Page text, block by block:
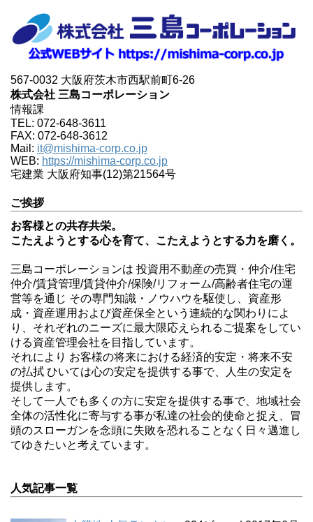
567-0032 大阪府茨木市西駅前町6-26
株式会社 三島コーポレーション
情報課
TEL: 072-648-3611
FAX: 072-648-3612
Mail: it@mishima-corp.co.jp
WEB: https://mishima-corp.co.jp
宅建業 大阪府知事(12)第21564号
ご挨拶
お客様との共存共栄。
こたえようとする心を育て、こたえようとする力を磨く。
三島コーポレーションは 投資用不動産の売買・仲介/住宅
仲介/賃貸管理/賃貸仲介/保険/リフォーム/高齢者住宅の運
営等を通じ その専門知識・ノウハウを駆使し、資産形
成・資産運用および資産保全という連続的な関わりによ
り、それぞれのニーズに最大限応えられるご提案をしてい
ける資産管理会社を目指しています。
それにより お客様の将来における経済的安定・将来不安
の払拭 ひいては心の安定を提供する事で、人生の安定を
提供します。
そして一人でも多くの方に安定を提供する事で、地域社会
全体の活性化に寄与する事が私達の社会的使命と捉え、冒
頭のスローガンを念頭に失敗を恐れることなく日々邁進し
てゆきたいと考えています。
人気記事一覧